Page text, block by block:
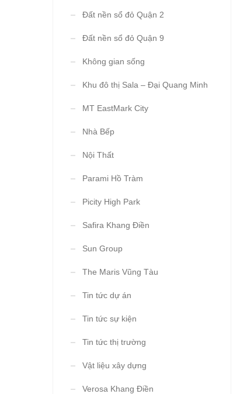
Đất nền sổ đỏ Quận 2
Đất nền sổ đỏ Quận 9
Không gian sống
Khu đô thị Sala – Đại Quang Minh
MT EastMark City
Nhà Bếp
Nội Thất
Parami Hồ Tràm
Picity High Park
Safira Khang Điền
Sun Group
The Maris Vũng Tàu
Tin tức dự án
Tin tức sự kiện
Tin tức thị trường
Vật liệu xây dựng
Verosa Khang Điền